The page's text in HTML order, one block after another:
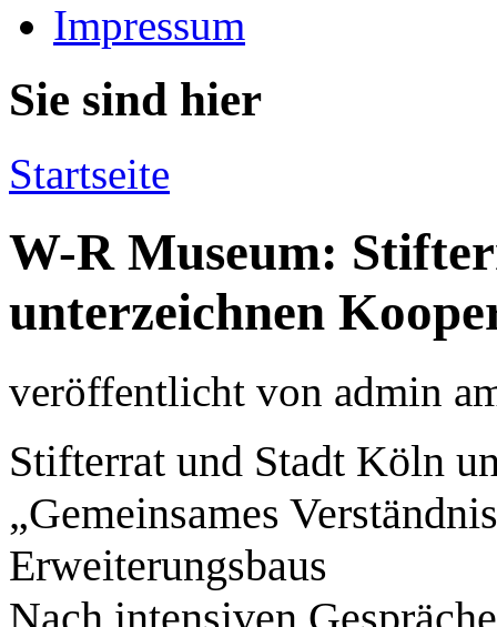
Impressum
Sie sind hier
Startseite
W-R Museum:
unterzeichnen
veröffentlicht von admin
Stifterrat und Stadt Köln
„Gemeinsames
Erweiterungsbaus